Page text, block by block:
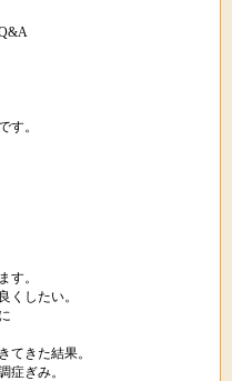
す。
す。
くしたい。
てきた結果。
症ぎみ。